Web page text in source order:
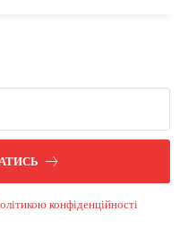
конфіденційності